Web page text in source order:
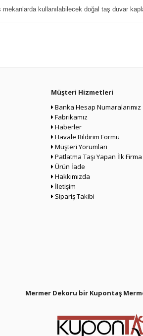
kullanılabilecek doğal taş duvar
Müşteri Hizmetleri
Banka Hesap Numaralarımız
Fabrikamız
Haberler
Havale Bildirim Formu
Müşteri Yorumları
Patlatma Taşı Yapan İlk Firma
Ürün İade
Hakkımızda
İletişim
Sipariş Takibi
Mermer Dekoru bir Kupontaş